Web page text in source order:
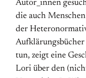
Autor_innen
die auch
der
tun, zeigt eine
Lori über den